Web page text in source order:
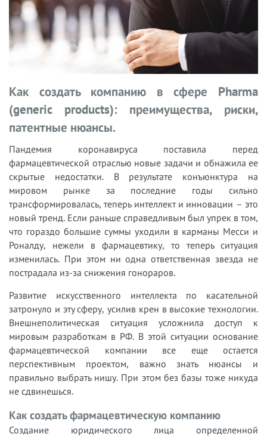
Как создать компанию в сфере Pharma
(generic products): преимущества, риски,
патентные нюансы.
Пандемия коронавируса поставила перед
фармацевтической отраслью новые задачи и обнажила ее
скрытые недостатки. В результате конъюнктура на
мировом рынке за последние годы сильно
трансформировалась, теперь интеллект и инновации – это
новый тренд. Если раньше справедливым был упрек в том,
что гораздо большие суммы уходили в карманы Месси и
Роналду, нежели в фармацевтику, то теперь ситуация
изменилась. При этом ни одна ответственная звезда не
пострадала из-за снижения гонораров.
Развитие искусственного интеллекта по касательной
затронуло и эту сферу, усилив крен в высокие технологии.
Внешнеполитическая ситуация усложнила доступ к
мировым разработкам в РФ. В этой ситуации основание
фармацевтической компании все еще остается
перспективным проектом, важно знать нюансы и
правильно выбрать нишу. При этом без базы тоже никуда
не сдвинешься.
Как создать фармацевтическую компанию
Создание юридического лица определенной